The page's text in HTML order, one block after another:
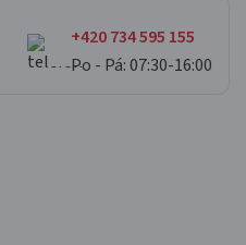
+420 734 595 155
Po - Pá: 07:30-16:00